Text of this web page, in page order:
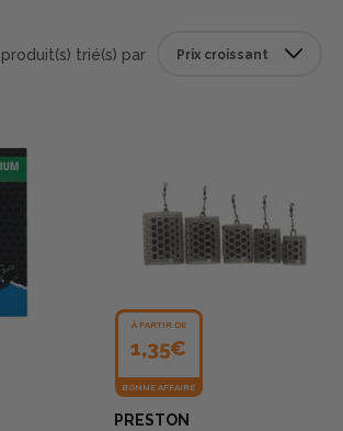
produit(s) trié(s) par
À PARTIR DE
1,35€
BONNE AFFAIRE
PRESTON